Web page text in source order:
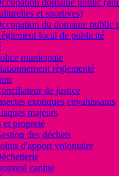
et sportives)
du domaine public
local de publicité
municipale
règlementé
de justice
exotiques envahissants
majeurs
et propreté
des déchets
d'apport volontaire
canine